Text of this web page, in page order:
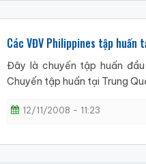
Các VĐV Philippines tập huấn
Đây là chuyến tập huấn
Chuyến tập huấn tại Trung
12/11/2008 - 11:23